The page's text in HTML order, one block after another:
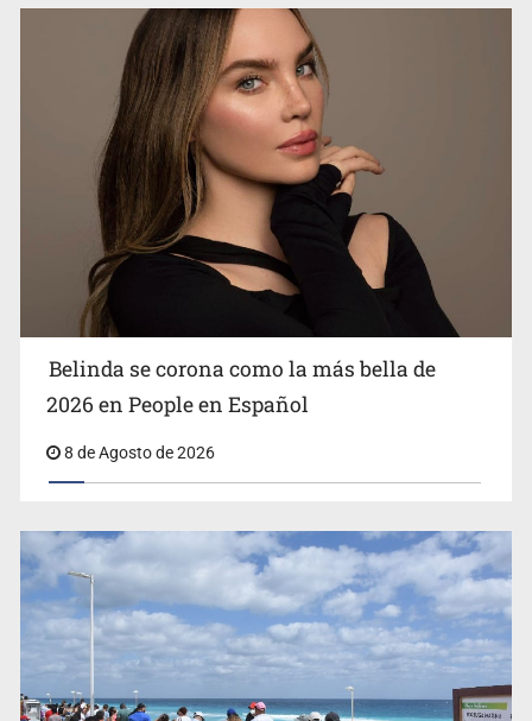
Ciclosporiasis no representa un riesgo epidemiológico
masivo
EU reanudará este sábado inspecciones de aguacate en
Michoacán
Belinda se corona como la más bella de
2026 en People en Español
8 de Agosto de 2026